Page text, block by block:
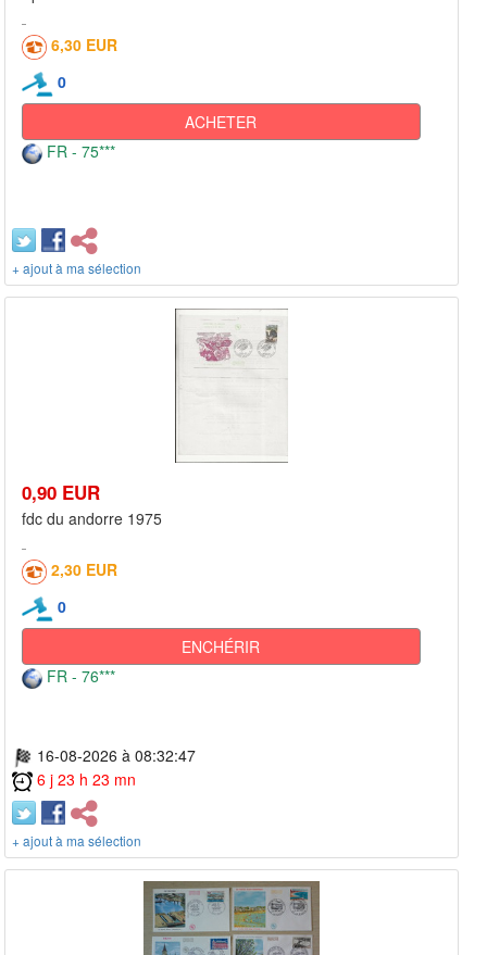
6,30 EUR
0
ACHETER
FR - 75***
+ ajout à ma sélection
0,90 EUR
fdc du andorre 1975
2,30 EUR
0
ENCHÉRIR
FR - 76***
16-08-2026 à 08:32:47
6 j 23 h 23 mn
+ ajout à ma sélection